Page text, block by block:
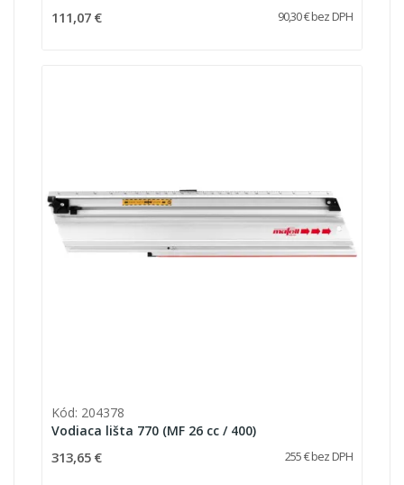
111,07 € 90,30 € bez DPH
Kód: 204378
Vodiaca lišta 770 (MF 26 cc / 400)
313,65 € 255 € bez DPH